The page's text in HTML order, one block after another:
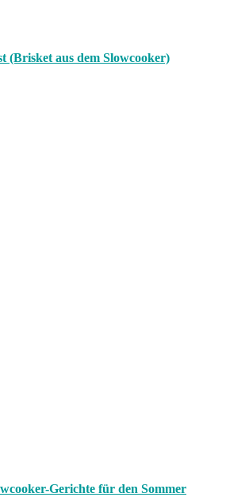
(Brisket aus dem Slowcooker)
Gerichte für den Sommer